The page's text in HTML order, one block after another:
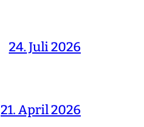
24. Juli 2026
21. April 2026